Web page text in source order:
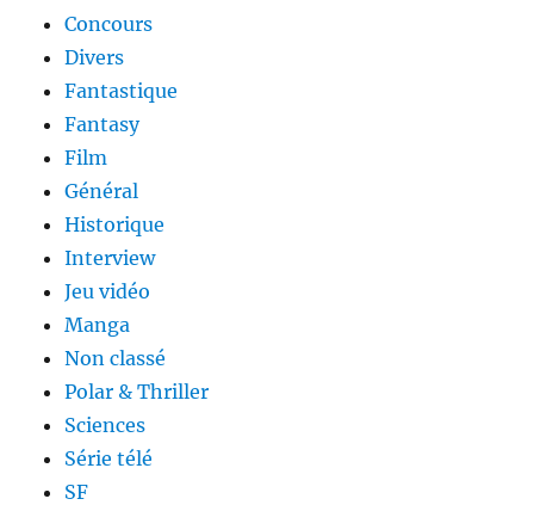
Concours
Divers
Fantastique
Fantasy
Film
Général
Historique
Interview
Jeu vidéo
Manga
Non classé
Polar & Thriller
Sciences
Série télé
SF